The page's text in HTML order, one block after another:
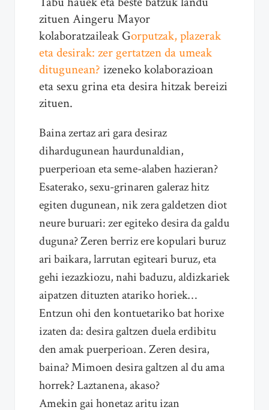
zituen Aingeru Mayor
kolaboratzaileak Gorputzak, plazerak
eta desirak: zer gertatzen da umeak
ditugunean? izeneko kolaborazioan
eta sexu grina eta desira hitzak bereizi
zituen.
Baina zertaz ari gara desiraz
dihardugunean haurdunaldian,
puerperioan eta seme-alaben hazieran?
Esaterako, sexu-grinaren galeraz hitz
egiten dugunean, nik zera galdetzen diot
neure buruari: zer egiteko desira da galdu
duguna? Zeren berriz ere kopulari buruz
ari baikara, larrutan egiteari buruz, eta
gehi iezazkiozu, nahi baduzu, aldizkariek
aipatzen dituzten atariko horiek…
Entzun ohi den kontuetariko bat horixe
izaten da: desira galtzen duela erdibitu
den amak puerperioan. Zeren desira,
baina? Mimoen desira galtzen al du ama
horrek? Laztanena, akaso?
Amekin gai honetaz aritu izan